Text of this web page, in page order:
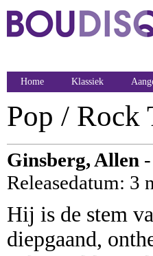
Home Klassiek
Pop / Rock
Ginsberg, Allen
Releasedatum: 3
Hij is de stem
diepgaand,